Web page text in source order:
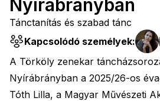
Nyírábrányban
Tánctanítás és szabad tánc
Kapcsolódó személyek:
A Törköly zenekar
Nyírábrányban a 2025/26-os
Tóth Lilla, a Magyar Művészeti